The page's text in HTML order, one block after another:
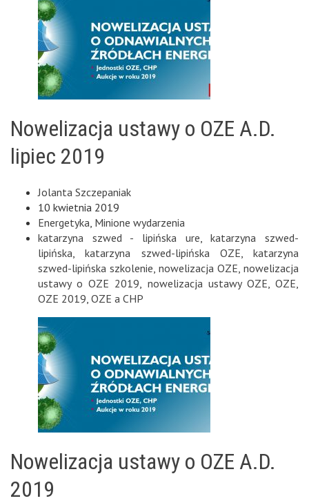
Nowelizacja ustawy o OZE A.D.
lipiec 2019
Jolanta Szczepaniak
10 kwietnia 2019
Energetyka, Minione wydarzenia
katarzyna szwed - lipińska ure,katarzyna szwed-
lipińska,katarzyna szwed-lipińska OZE, katarzyna
szwed-lipińska szkolenie, nowelizacja OZE, nowelizacja
ustawy o OZE 2019, nowelizacja ustawy OZE,OZE,
OZE 2019, OZE a CHP
Nowelizacja ustawy o OZE A.D.
2019